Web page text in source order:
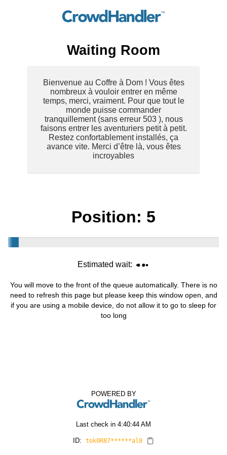
Waiting Room
Bienvenue au Coffre à Dom ! Vous êtes
nombreux à vouloir entrer en même
temps, merci, vraiment. Pour que tout le
monde puisse commander
tranquillement (sans erreur 503 ), nous
faisons entrer les aventuriers petit à petit.
Restez confortablement installés, ça
avance vite. Merci d’être là, vous êtes
incroyables
Position: 5
Estimated wait:
You will move to the front of the queue automatically. There is no
need to refresh this page but please keep this window open, and
if you are using a mobile device, do not allow it to go to sleep for
too long
POWERED BY
Last check in 4:40:44 AM
ID: tok0R87******al8